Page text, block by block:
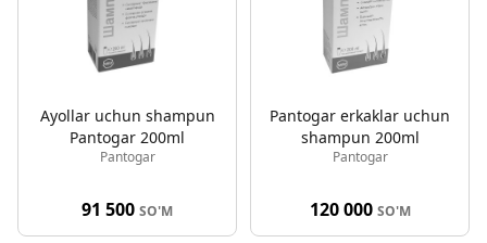
Ayollar uchun shampun
Pantogar 200ml
Pantogar
91 500 SO'M
Pantogar erkaklar uchun
shampun 200ml
Pantogar
120 000 SO'M